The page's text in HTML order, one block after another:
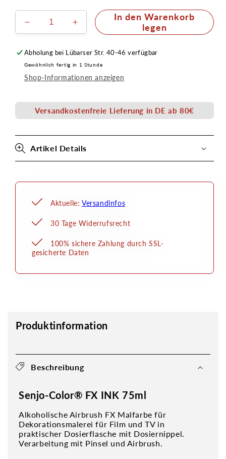
Verringere
die
Menge
für
Senjo-
FX-
75ml
Airbrushfarbe
auch
Erhöhe
die
Menge
für
Senjo-
FX-
75ml
Airbrushfarbe
auch
In den Warenkorb
legen
Abholung bei Lübarser Str. 40-46 verfügbar
Gewöhnlich fertig in 1 Stunde
Shop-Informationen anzeigen
Versandkostenfreie Lieferung in DE ab 80€
Artikel Details
Aktuelle: Versandinfos
30 Tage Widerrufsrecht
100% sichere Zahlung durch SSL-
gesicherte Daten
Produktinformation
Beschreibung
Senjo-Color® FX INK 75ml
Alkoholische Airbrush FX Malfarbe für
Dekorationsmalerei für Film und TV in
praktischer Dosierflasche mit Dosiernippel.
Verarbeitung mit Pinsel und Airbrush.